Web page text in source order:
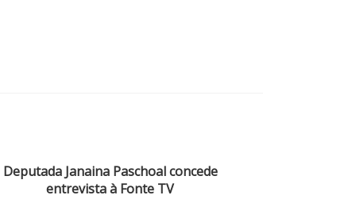
Deputada Janaina Paschoal concede
entrevista à Fonte TV